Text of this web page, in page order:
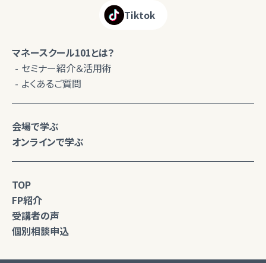
Tiktok
マネースクール101とは？
セミナー紹介＆活用術
よくあるご質問
会場で学ぶ
オンラインで学ぶ
TOP
FP紹介
受講者の声
個別相談申込